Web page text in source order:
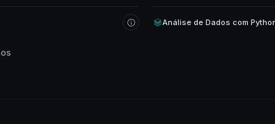
Análise de Dados com